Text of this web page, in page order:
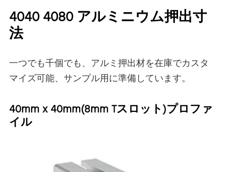
4040 4080 アルミニウム押出寸
法
一つでも千個でも、アルミ押出材を在庫でカスタ
マイズ可能、サンプル用に準備しています。
40mm x 40mm(8mm Tスロット)プロファ
イル